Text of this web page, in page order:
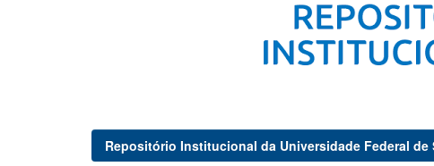
Repositório Institucional da Universidade Federal de